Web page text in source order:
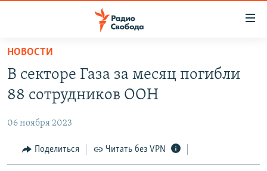
упрощенного
доступа
Вернуться
основному
Вернутся
ПОДКАСТЫ
АВТОРСКИЕ ПРОЕКТЫ
ЦИТАТЫ СВОБОДЫ
МНЕНИЯ
НОВОСТИ
В секторе Газа за месяц погибли
88 сотрудников ООН
06 ноября 2023
Поделиться Читать без VPN